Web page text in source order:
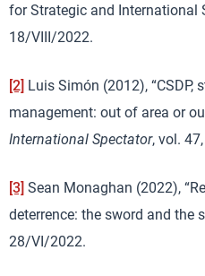
for Strategic and International
18/VIII/2022.
[2] Luis Simón (2012), “CSDP,
management: out of area or
International Spectator, vol.
[3] Sean Monaghan (2022),
deterrence: the sword and the
28/VI/2022.